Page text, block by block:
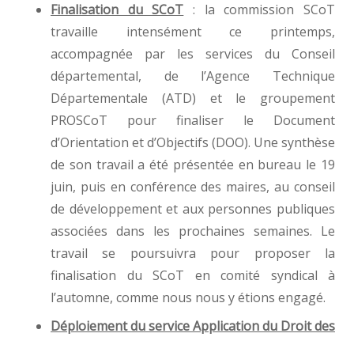
Finalisation du SCoT : la commission SCoT
travaille intensément ce printemps,
accompagnée par les services du Conseil
départemental, de l’Agence Technique
Départementale (ATD) et le groupement
PROSCoT pour finaliser le Document
d’Orientation et d’Objectifs (DOO). Une synthèse
de son travail a été présentée en bureau le 19
juin, puis en conférence des maires, au conseil
de développement et aux personnes publiques
associées dans les prochaines semaines. Le
travail se poursuivra pour proposer la
finalisation du SCoT en comité syndical à
l’automne, comme nous nous y étions engagé.
Déploiement du service Application du Droit des